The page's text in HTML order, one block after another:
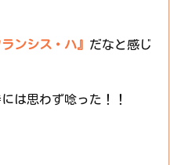
ランシス・ハ』 だなと感じ
は思わず唸った！！